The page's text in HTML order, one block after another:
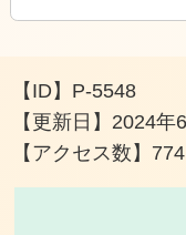
【ID】 P-5548
【更新日】 2024年
【アクセス数】 774